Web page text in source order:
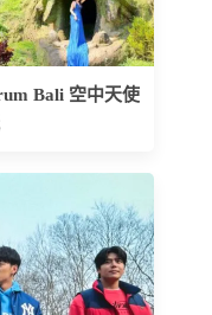
Bali 空中天使